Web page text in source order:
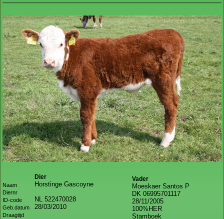
Naam
Diernr
ID-code
Geb.datum
Draagtijd
Dier
Horstinge Gascoyne
NL 522470028
28/03/2010
Vader
Moeskaer Santos P
DK 06995701117
28/11/2005
100%HER
Stamboek